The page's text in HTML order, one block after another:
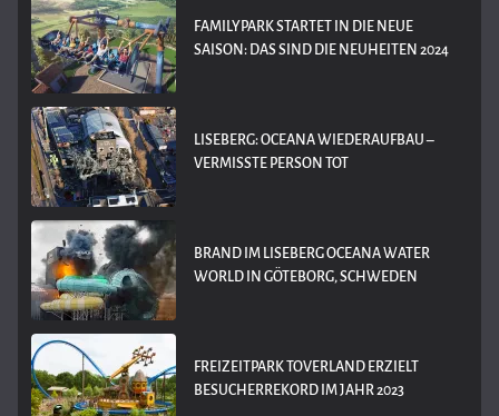
FAMILYPARK STARTET IN DIE NEUE
SAISON: DAS SIND DIE NEUHEITEN 2024
LISEBERG: OCEANA WIEDERAUFBAU –
VERMISSTE PERSON TOT
BRAND IM LISEBERG OCEANA WATER
WORLD IN GÖTEBORG, SCHWEDEN
FREIZEITPARK TOVERLAND ERZIELT
BESUCHERREKORD IM JAHR 2023